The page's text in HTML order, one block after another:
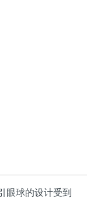
眼球的设计受到